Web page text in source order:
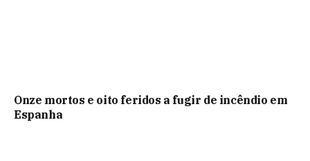
Onze mortos e oito feridos a fugir de incêndio em
Espanha